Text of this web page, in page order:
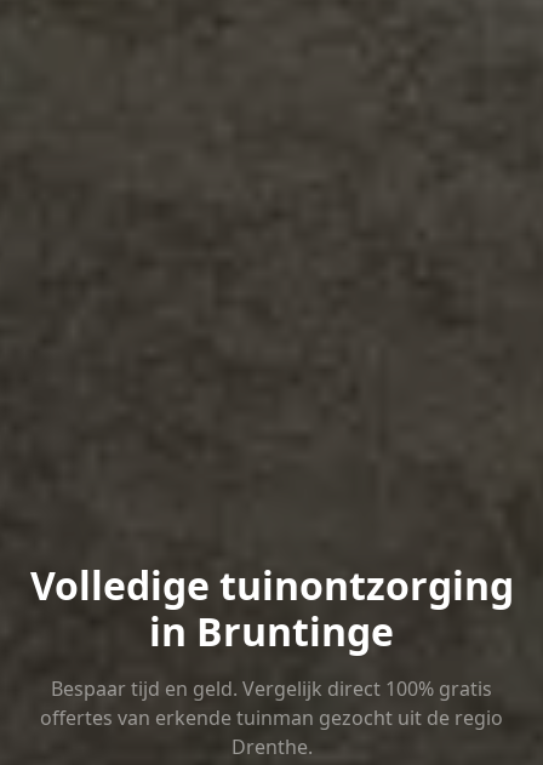
Volledige tuinontzorging
in Bruntinge
Bespaar tijd en geld. Vergelijk direct 100% gratis
offertes van erkende tuinman gezocht uit de regio
Drenthe.